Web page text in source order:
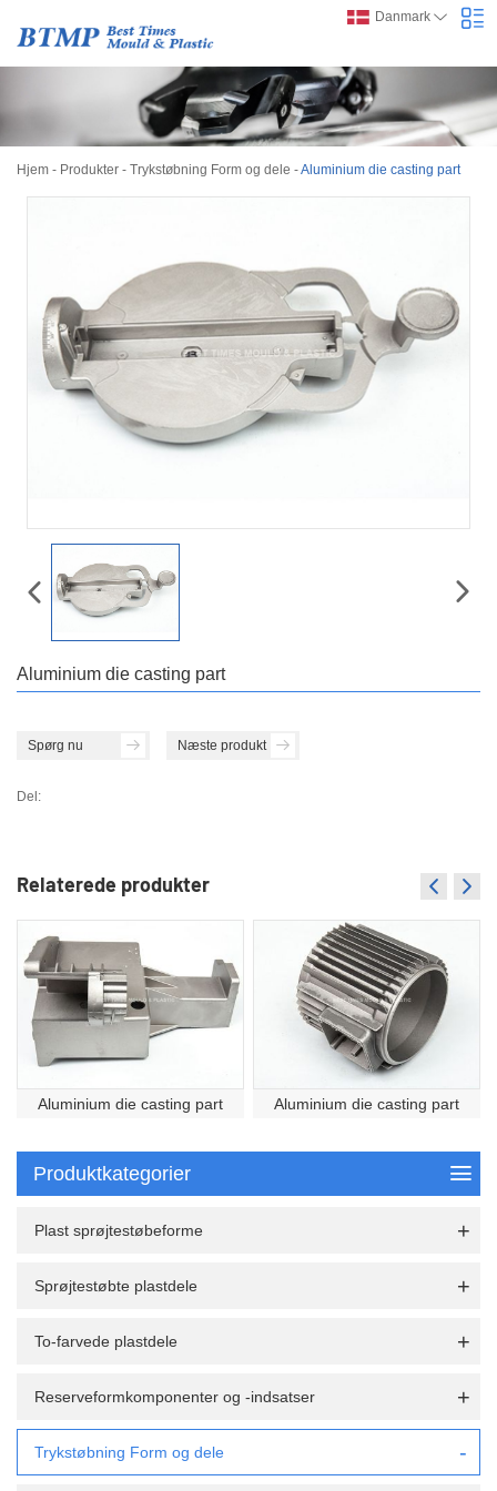
Danmark
Hjem - Produkter - Trykstøbning Form og dele -Aluminium die casting part
Aluminium die casting part
Spørg nu Næste produkt
Del:
Relaterede produkter
Aluminium die casting part Aluminium die casting part
Produktkategorier
Plast sprøjtestøbeforme
Sprøjtestøbte plastdele
To-farvede plastdele
Reserveformkomponenter og -indsatser
Trykstøbning Form og dele